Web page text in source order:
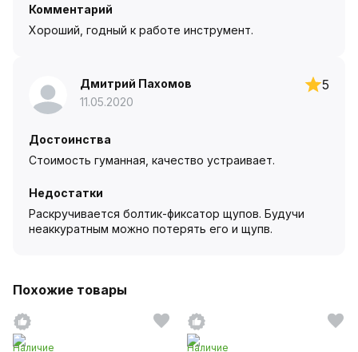
Комментарий
Хороший, годный к работе инструмент.
Дмитрий Пахомов
11.05.2020
5
Достоинства
Стоимость гуманная, качество устраивает.
Недостатки
Раскручивается болтик-фиксатор щупов. Будучи
неаккуратным можно потерять его и щупв.
Похожие товары
Наличие
Наличие